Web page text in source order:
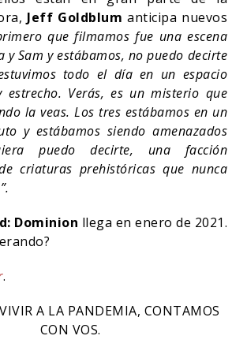
Jeff Goldblum anticipa nuevos
que filmamos fue una escena
y Sam y estábamos, no puedo decirte
todo el día en un espacio
estrecho. Verás, es un misterio que
la veas. Los tres estábamos en un
y estábamos siendo amenazados
puedo decirte, una facción
criaturas prehistóricas que nunca
Dominion llega en enero de 2021.
.
A LA PANDEMIA, CONTAMOS
CON VOS.